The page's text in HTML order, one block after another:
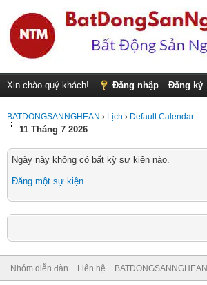
Xin chào quý khách! Đăng nhập Đăng ký
BATDONGSANNGHEAN › Lịch › Default Calendar
11 Tháng 7 2026
Ngày này không có bất kỳ sự kiện nào.
Đăng một sự kiện.
Nhóm diễn đàn Liên hệ BATDONGSANNGHEAN